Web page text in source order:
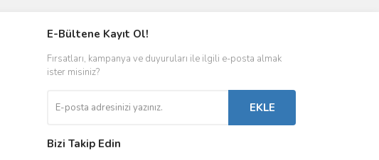
E-Bültene Kayıt Ol!
Fırsatları, kampanya ve duyuruları ile ilgili e-posta almak
ister misiniz?
EKLE
Bizi Takip Edin